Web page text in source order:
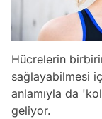
Hücrelerin
sağlayabilmesi
anlamıyla da
geliyor.